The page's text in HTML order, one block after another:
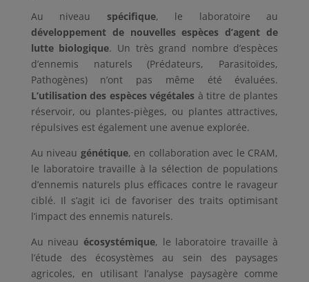
Au niveau spécifique, le laboratoire au
développement de nouvelles espèces d’agent de
lutte biologique. Un très grand nombre d’espèces
d’ennemis naturels (Prédateurs, Parasitoïdes,
Pathogènes) n’ont pas même été évaluées.
L’utilisation des espèces végétales à titre de plantes
réservoir, ou plantes-pièges, ou plantes attractives,
répulsives est également une avenue explorée.
Au niveau génétique, en collaboration avec le CRAM,
le laboratoire travaille à la sélection de populations
d’ennemis naturels plus efficaces contre le ravageur
ciblé. Il s’agit ici de favoriser des traits optimisant
l’impact des ennemis naturels.
Au niveau écosystémique, le laboratoire travaille à
l’étude des écosystèmes au sein des paysages
agricoles, en utilisant l’analyse paysagère comme